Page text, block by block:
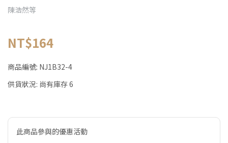
陳浩然等
NT$164
商品編號: NJ1B32-4
供貨狀況: 尚有庫存 6
此商品參與的優惠活動